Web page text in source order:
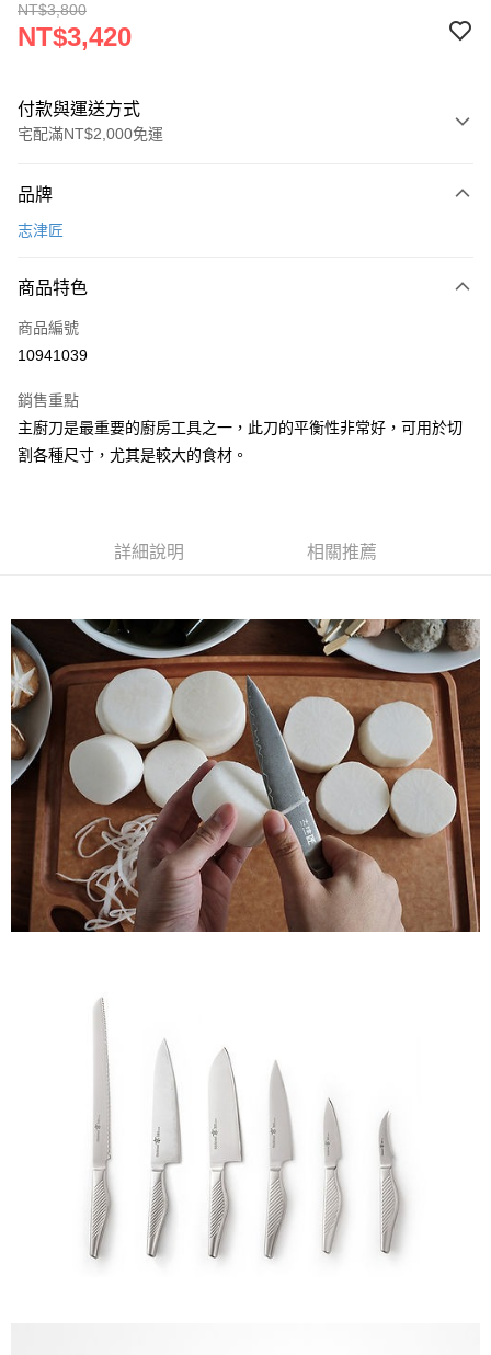
NT$3,800
NT$3,420
付款與運送方式
宅配滿NT$2,000免運
信用卡一次付款
6 期 0 利率 每期
合作金庫商業銀行
上海商業儲蓄銀行
臺灣中小企業銀行
匯豐（台灣）商業銀行
華泰商業銀行
聯邦商業銀行
台灣樂天信用卡公司
LINE Pay
Apple Pay
街口支付
悠遊付
【大哥付你分期使用說明】
1.本服務由台灣大哥大提供，台灣大哥大用戶可立即使用無須另外申請。
2.付款方式選擇「大哥付你分期」，訂單成立後會自動跳轉到大哥付的交易
流程，驗證手機門號後，選擇欲分期的期數、繳款截止日，確認付款後即完
成交易。
3.實際核准額度、可分期數及費用金額請依後續交易確認頁面所載為準。
4.訂單成立30分鐘內，如未前往確認交易或遇審核未通過，訂單將自動取
消。如遇「轉專審核」未通過狀況，表示未達大哥付你分期系統評分，恕無
法說明評估內容。
【繳款方式說明】
1.分期款項不併入電信帳單，「大哥付你分期」於每月結算日後寄送繳費提
醒簡訊。
2.透過簡訊連結打開帳單後，可選擇「超商條碼／台灣大直營門市／銀行轉
帳／街口支付／iPASS MONEY」等通路繳費。
【注意事項】
1.本服務係由「台灣大哥大股份有限公司」（以下簡稱本公司）所提供，讓
2.基於同意付款使用「大哥付你分期」之契約關係目的，商店將以您的個人
資料（包含姓名、電話或地址）提供予台灣大哥大進項蒐集、處理及利用，
由本公司與您本人進行分期帳單所需資料之確認、核對及更正。
3.完整用戶服務條款，請詳閱以下連結：
AFTEE先享後付
相關說明
【關於「AFTEE先享後付」】
AFTEE先享後付是「在收到商品之後才付款」的支付方式。 讓您購物簡單
便利好安心！
１．簡單：不需註冊會員、不需綁卡、不需儲值。
２．便利：只要手機號碼，簡訊認證，即可結帳。
３．安心：先確認商品／服務後，再付款。
【「AFTEE先享後付」結帳流程】
１．於結帳方式選擇「AFTEE先享後付」後，將跳轉至「AFTEE先享後付」
結帳頁面，進行簡訊認證並確認金額後，即可完成結帳。
２．訂單成立數日內，您將收到繳費通知簡訊。
３．收到繳費通知簡訊後14天內，點擊此簡訊中的連結，可透過四大超商／
ATM／網路銀行／等多元方式進行付款，方視為交易完成。
※ 交易是否成功請以「AFTEE先享後付 」之結帳頁面顯示為準，若有關於
是否繳費成功／繳費後需取消欲退款等相關疑問，請聯繫「AFTEE先享後付
客戶支援中心」
https://netprotections.freshdesk.com/support/home
１．透過由恩沛科技股份有限公司提供之「AFTEE先享後付」服務完成之交
易，需依本服務之必要範圍內提供個人資料，並將交易相關給付款項請求債
權轉讓予恩沛科技股份有限公司。
２．關於個人資料處理事宜，請瀏覽以下網址：
https://aftee.tw/terms/#terms3
３．未成年的使用者請事先徵得法定代理人或監護人之同意方可使用
「AFTEE先享後付」，若未經同意申辦者引起之損失，本公司不負相關責
４．使用「AFTEE先享後付」時，將依據個別帳號之用戶狀況，依本公司即
ATM付款
運送方式
志津匠-宅配
每筆NT$100，滿NT$2,000(含以上)免運費
品牌
志津匠
商品特色
商品編號
10941039
銷售重點
主廚刀是最重要的廚房工具之一，此刀的平衡性非常好，可用於切
割各種尺寸，尤其是較大的食材。
詳細說明 相關推薦